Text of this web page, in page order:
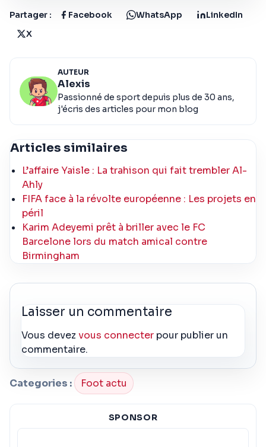
Partager : Facebook WhatsApp
LinkedIn
X
AUTEUR
Alexis
Passionné de sport depuis plus de 30 ans,
j'écris des articles pour mon blog
Articles similaires
L’affaire Yaisle : La trahison qui fait trembler Al-
Ahly
FIFA face à la révolte européenne : Les projets en
péril
Karim Adeyemi prêt à briller avec le FC
Barcelone lors du match amical contre
Birmingham
Laisser un commentaire
Vous devezvous connecter pour publier un
commentaire.
Categories : Foot actu
SPONSOR